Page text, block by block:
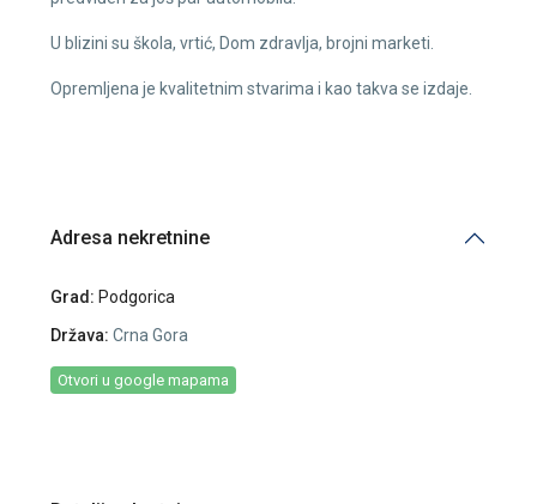
U blizini su škola, vrtić, Dom zdravlja, brojni marketi.
Opremljena je kvalitetnim stvarima i kao takva se izdaje.
Adresa nekretnine
Grad: Podgorica
Država: Crna Gora
Otvori u google mapama